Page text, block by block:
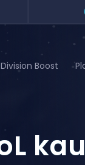
Division
Division Boost